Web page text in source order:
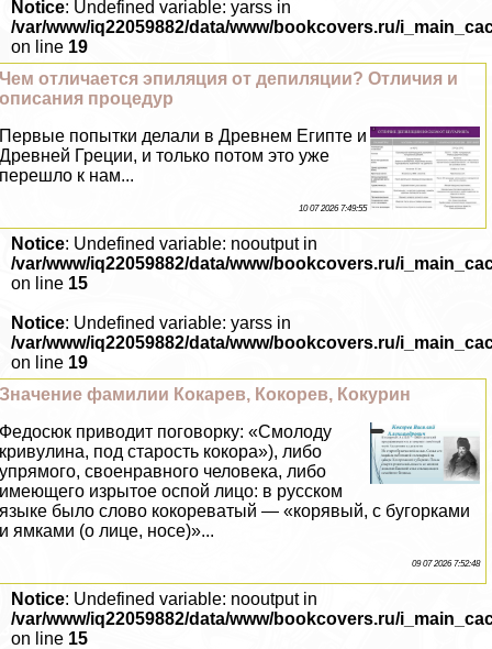
Notice: Undefined variable: yarss in
/var/www/iq22059882/data/www/bookcovers.ru/
on line 19
Чем отличается эпиляция от депиляции? Отличия и
описания процедур
Первые попытки делали в Древнем Египте и
Древней Греции, и только потом это уже
перешло к нам...
10 07 2026 7:49:55
Notice: Undefined variable: nooutput in
/var/www/iq22059882/data/www/bookcovers.ru/
on line 15
Notice: Undefined variable: yarss in
/var/www/iq22059882/data/www/bookcovers.ru/
on line 19
Значение фамилии Кокарев, Кокорев, Кокурин
Федосюк приводит поговорку: «Смолоду
кривулина, под старость кокора»), либо
упрямого, своенравного человека, либо
имеющего изрытое оспой лицо: в русском
языке было слово кокореватый — «корявый, с бугорками
и ямками (о лице, носе)»...
09 07 2026 7:52:48
Notice: Undefined variable: nooutput in
/var/www/iq22059882/data/www/bookcovers.ru/
on line 15